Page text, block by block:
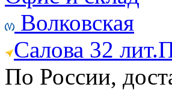
Волковская
Салова 32
По России,